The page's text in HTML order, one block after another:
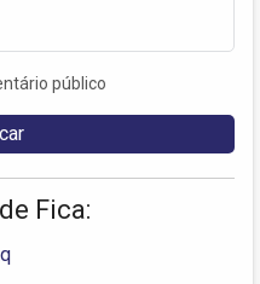
público
Fica: